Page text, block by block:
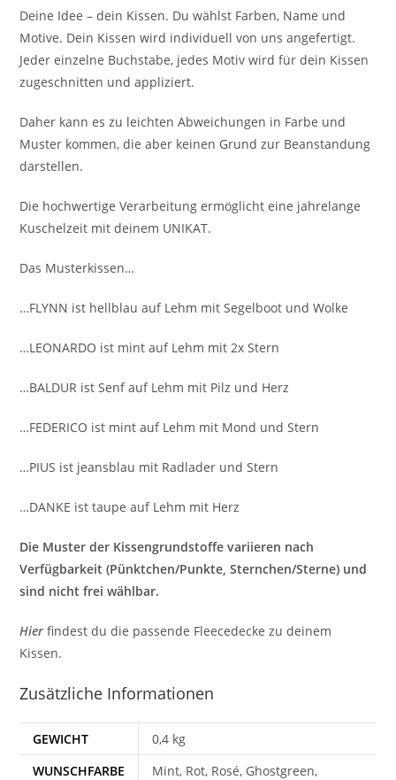
Deine Idee – dein Kissen. Du wählst Farben, Name und
Motive. Dein Kissen wird individuell von uns angefertigt.
Jeder einzelne Buchstabe, jedes Motiv wird für dein Kissen
zugeschnitten und appliziert.
Daher kann es zu leichten Abweichungen in Farbe und
Muster kommen, die aber keinen Grund zur Beanstandung
darstellen.
Die hochwertige Verarbeitung ermöglicht eine jahrelange
Kuschelzeit mit deinem UNIKAT.
Das Musterkissen…
…FLYNN ist hellblau auf Lehm mit Segelboot und Wolke
…LEONARDO ist mint auf Lehm mit 2x Stern
…BALDUR ist Senf auf Lehm mit Pilz und Herz
…FEDERICO ist mint auf Lehm mit Mond und Stern
…PIUS ist jeansblau mit Radlader und Stern
…DANKE ist taupe auf Lehm mit Herz
Die Muster der Kissengrundstoffe variieren nach
Verfügbarkeit (Pünktchen/Punkte, Sternchen/Sterne) und
sind nicht frei wählbar.
Hier findest du die passende Fleecedecke zu deinem
Kissen.
Zusätzliche Informationen
GEWICHT
0,4 kg
WUNSCHFARBE
Mint, Rot, Rosé, Ghostgreen,